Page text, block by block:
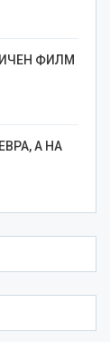
ФИЛМ
А НА